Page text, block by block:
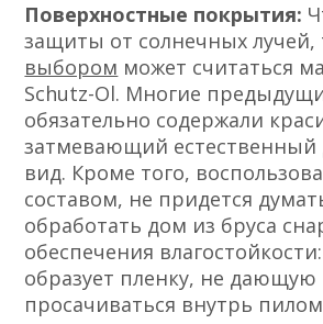
Поверхностные покрытия:
защиты от солнечных
выбором может считаться
Schutz-Ol. Многие
обязательно содержали
затмевающий естественный
вид. Кроме того,
составом, не придется
обработать дом из бруса
обеспечения
образует пленку, не дающую
просачиваться внутрь